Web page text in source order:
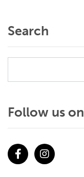
Search
Follow us on